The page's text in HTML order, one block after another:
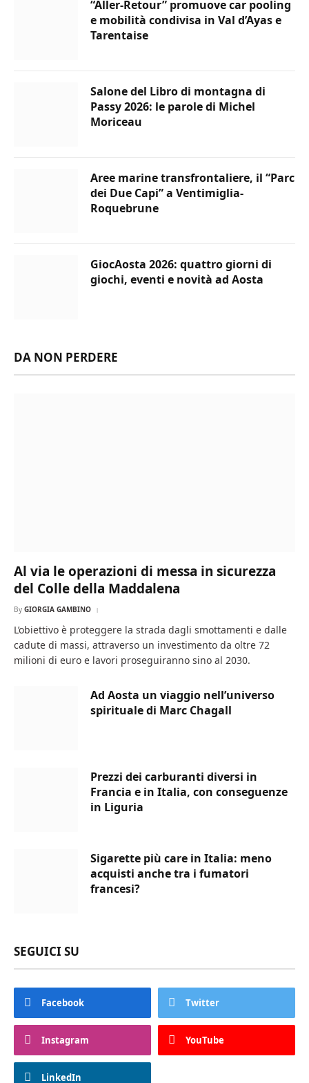
“Aller-Retour” promuove car pooling
e mobilità condivisa in Val d’Ayas e
Tarentaise
Salone del Libro di montagna di
Passy 2026: le parole di Michel
Moriceau
Aree marine transfrontaliere, il “Parc
dei Due Capi” a Ventimiglia-
Roquebrune
GiocAosta 2026: quattro giorni di
giochi, eventi e novità ad Aosta
DA NON PERDERE
Al via le operazioni di messa in sicurezza
del Colle della Maddalena
By GIORGIA GAMBINO
L’obiettivo è proteggere la strada dagli smottamenti e dalle
cadute di massi, attraverso un investimento da oltre 72
milioni di euro e lavori proseguiranno sino al 2030.
Ad Aosta un viaggio nell’universo
spirituale di Marc Chagall
Prezzi dei carburanti diversi in
Francia e in Italia, con conseguenze
in Liguria
Sigarette più care in Italia: meno
acquisti anche tra i fumatori
francesi?
SEGUICI SU
Facebook Twitter
Instagram YouTube
LinkedIn